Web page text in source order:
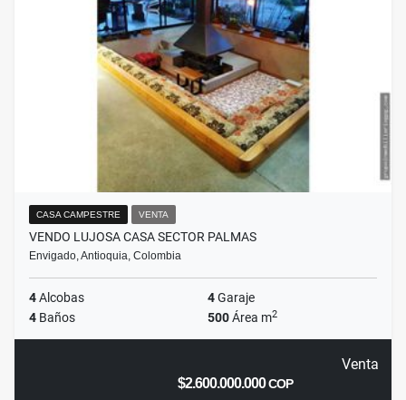
CASA CAMPESTRE VENTA
VENDO LUJOSA CASA SECTOR PALMAS
Envigado, Antioquia, Colombia
4Alcobas 4Garaje
4 Baños 500Área m2
Venta
$2.600.000.000COP